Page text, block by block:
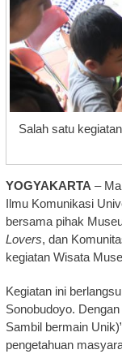
Salah satu
YOGYAKARTA –
Ilmu Komunikasi
bersama pihak
Lovers, dan
kegiatan Wisata
Kegiatan ini
Sonobudoyo.
Sambil bermain
pengetahuan